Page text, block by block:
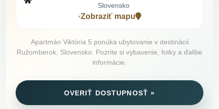
Slovensko
•Zobraziť mapu
Apartmán Viktória 5 ponúka ubytovanie v destinácii
Ružomberok, Slovensko. Pozrite si vybavenie, fotky a ďalšie
informácie.
OVERIŤ DOSTUPNOSŤ »